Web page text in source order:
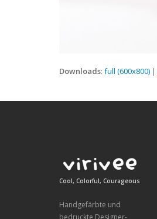
Downloads: full (600x800)|
Cool, Colorful, Courageous
Handgefärbte und
bedruckte Designer-